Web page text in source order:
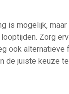
is mogelijk,
Zorg
ook alternatieve
de juiste keuze